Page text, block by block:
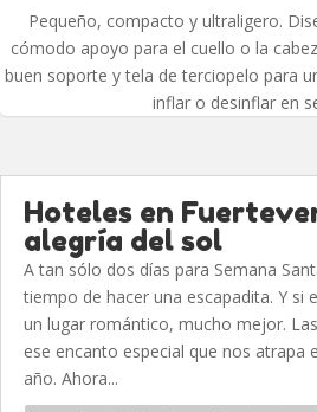
Pequeño, compacto y ultraligero.
cómodo apoyo para el cuello o la
buen soporte y tela de terciopelo para
inflar o desinflar en
Hoteles en
alegría del sol
A tan sólo dos días para Semana
tiempo de hacer una escapadita. Y si
un lugar romántico, mucho mejor.
ese encanto especial que nos atrapa
año. Ahora...